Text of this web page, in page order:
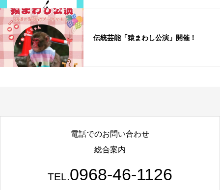
伝統芸能「猿まわし公演」開催！
電話でのお問い合わせ
総合案内
TEL.0968-46-1126